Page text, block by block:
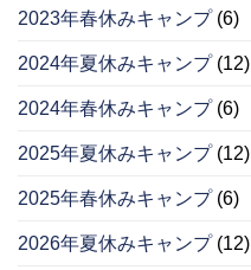
2023年春休みキャンプ(6)
2024年夏休みキャンプ(12)
2024年春休みキャンプ(6)
2025年夏休みキャンプ(12)
2025年春休みキャンプ(6)
2026年夏休みキャンプ(12)